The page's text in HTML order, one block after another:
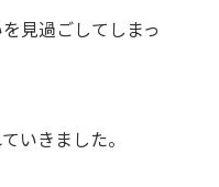
見過ごしてしまっ
いきました。